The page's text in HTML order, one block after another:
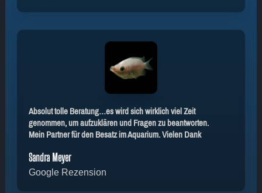
Absolut tolle Beratung…es wird sich wirklich viel Zeit
genommen, um aufzuklären und Fragen zu beantworten.
Mein Partner für den Besatz im Aquarium. Vielen Dank
Sandra Meyer
Google Rezension